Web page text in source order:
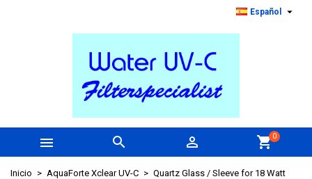
Español 
   shopping_cart0
Inicio AquaForte Xclear UV-C
Quartz Glass / Sleeve for 18 Watt